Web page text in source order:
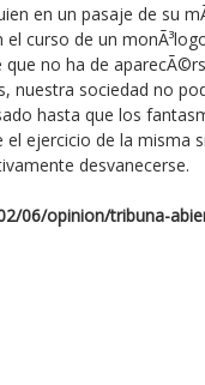
en un pasaje de su
curso de un
que no ha de
sociedad no
hasta que los
ejercicio de la misma
desvanecerse.
06/opinion/tribuna-